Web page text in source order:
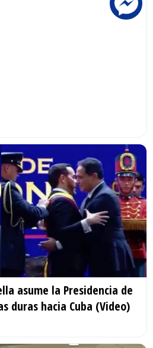
asume la Presidencia de
duras hacia Cuba (Video)